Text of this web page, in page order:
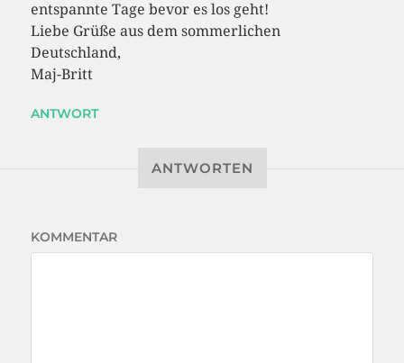
entspannte Tage bevor es los geht!
Liebe Grüße aus dem sommerlichen
Deutschland,
Maj-Britt
ANTWORT
ANTWORTEN
KOMMENTAR